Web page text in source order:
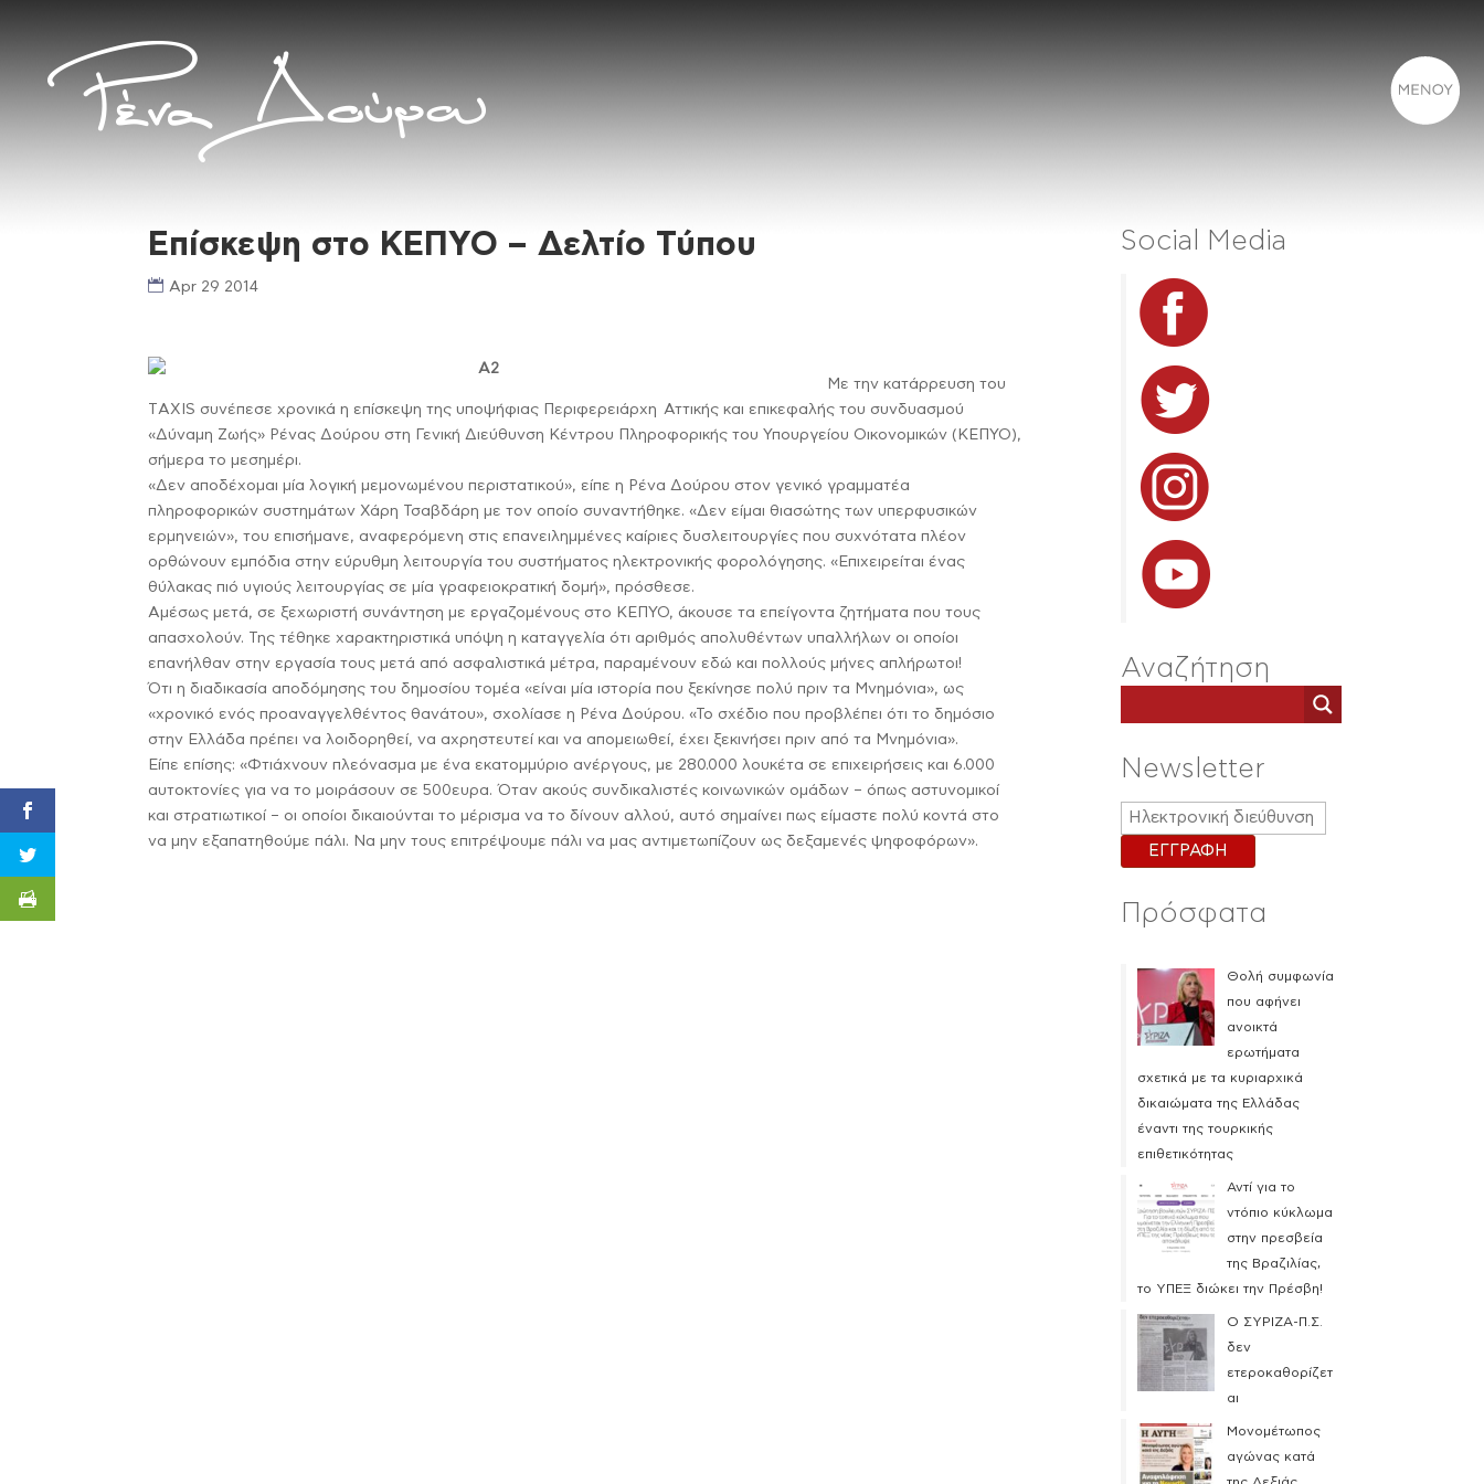
Επίσκεψη στο ΚΕΠΥΟ – Δελτίο Τύπου
Apr 29 2014
Με την κατάρρευση του
TΑXIS συνέπεσε χρονικά η επίσκεψη της υποψήφιας Περιφερειάρχη Αττικής και επικεφαλής του συνδυασμού
«Δύναμη Ζωής» Ρένας Δούρου στη Γενική Διεύθυνση Κέντρου Πληροφορικής του Υπουργείου Οικονομικών (ΚΕΠΥΟ),
σήμερα το μεσημέρι.
«Δεν αποδέχομαι μία λογική μεμονωμένου περιστατικού», είπε η Ρένα Δούρου στον γενικό γραμματέα
πληροφορικών συστημάτων Χάρη Τσαβδάρη με τον οποίο συναντήθηκε. «Δεν είμαι θιασώτης των υπερφυσικών
ερμηνειών», του επισήμανε, αναφερόμενη στις επανειλημμένες καίριες δυσλειτουργίες που συχνότατα πλέον
ορθώνουν εμπόδια στην εύρυθμη λειτουργία του συστήματος ηλεκτρονικής φορολόγησης. «Επιχειρείται ένας
θύλακας πιό υγιούς λειτουργίας σε μία γραφειοκρατική δομή», πρόσθεσε.
Αμέσως μετά, σε ξεχωριστή συνάντηση με εργαζομένους στο ΚΕΠΥΟ, άκουσε τα επείγοντα ζητήματα που τους
απασχολούν. Της τέθηκε χαρακτηριστικά υπόψη η καταγγελία ότι αριθμός απολυθέντων υπαλλήλων οι οποίοι
επανήλθαν στην εργασία τους μετά από ασφαλιστικά μέτρα, παραμένουν εδώ και πολλούς μήνες απλήρωτοι!
Ότι η διαδικασία αποδόμησης του δημοσίου τομέα «είναι μία ιστορία που ξεκίνησε πολύ πριν τα Μνημόνια», ως
«χρονικό ενός προαναγγελθέντος θανάτου», σχολίασε η Ρένα Δούρου. «Το σχέδιο που προβλέπει ότι το δημόσιο
στην Ελλάδα πρέπει να λοιδορηθεί, να αχρηστευτεί και να απομειωθεί, έχει ξεκινήσει πριν από τα Μνημόνια».
Είπε επίσης: «Φτιάχνουν πλεόνασμα με ένα εκατομμύριο ανέργους, με 280.000 λουκέτα σε επιχειρήσεις και 6.000
αυτοκτονίες για να το μοιράσουν σε 500ευρα. Όταν ακούς συνδικαλιστές κοινωνικών ομάδων – όπως αστυνομικοί
και στρατιωτικοί – οι οποίοι δικαιούνται το μέρισμα να το δίνουν αλλού, αυτό σημαίνει πως είμαστε πολύ κοντά στο
να μην εξαπατηθούμε πάλι. Να μην τους επιτρέψουμε πάλι να μας αντιμετωπίζουν ως δεξαμενές ψηφοφόρων».
Social Media
Αναζήτηση
Newsletter
Πρόσφατα
Θολή συμφωνία
που αφήνει
ανοικτά
ερωτήματα
σχετικά με τα κυριαρχικά
δικαιώματα της Ελλάδας
έναντι της τουρκικής
επιθετικότητας
Αντί για το
ντόπιο κύκλωμα
στην πρεσβεία
της Βραζιλίας,
το ΥΠΕΞ διώκει την Πρέσβη!
Ο ΣΥΡΙΖΑ-Π.Σ.
δεν
ετεροκαθορίζετ
αι
Μονομέτωπος
αγώνας κατά